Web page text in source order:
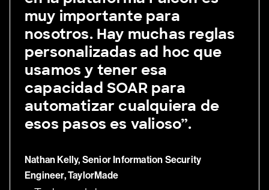
muy importante para
nosotros. Hay muchas reglas
personalizadas ad hoc que
usamos y tener esa
capacidad SOAR para
automatizar cualquiera de
esos pasos es valioso”.
Nathan Kelly, Senior Information Security
Engineer, TaylorMade